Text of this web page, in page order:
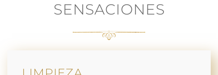
SENSACIONES